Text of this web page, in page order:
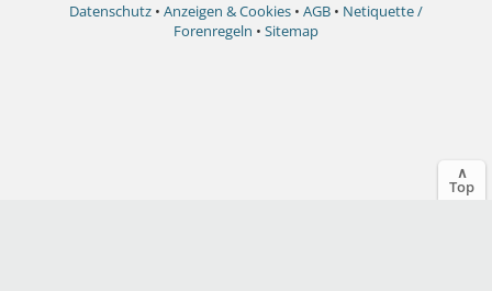
Datenschutz • Anzeigen & Cookies • AGB • Netiquette /
Forenregeln • Sitemap
∧
Top